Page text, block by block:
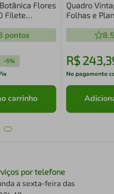
Flores
Filete
pontos
-5%
carrinho
Quadro
Folhas e
R$ 243,
No pagamento
por telefone
a sexta-feira das